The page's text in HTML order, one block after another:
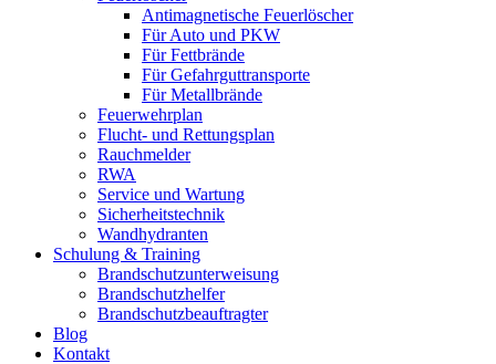
Antimagnetische Feuerlöscher
Für Auto und PKW
Für Fettbrände
Für Gefahrguttransporte
Für Metallbrände
Feuerwehrplan
Flucht- und Rettungsplan
Rauchmelder
RWA
Service und Wartung
Sicherheitstechnik
Wandhydranten
Schulung & Training
Brandschutz­unterweisung
Brandschutzhelfer
Brandschutzbeauftragter
Blog
Kontakt